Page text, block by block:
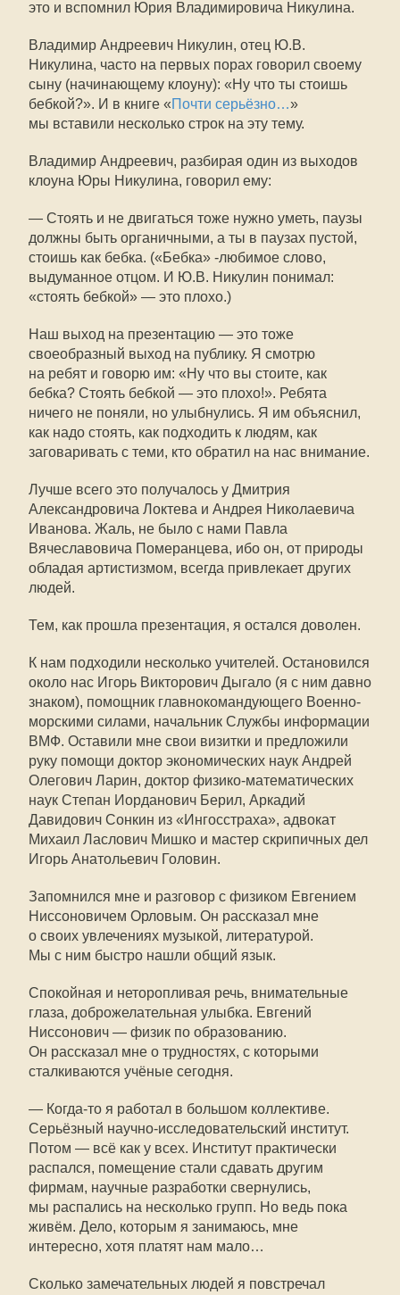
это и вспомнил Юрия Владимировича Никулина.
Владимир Андреевич Никулин, отец Ю.В.
Никулина, часто на первых порах говорил своему
сыну (начинающему клоуну): «Ну что ты стоишь
бебкой?». И в книге «Почти серьёзно…»
мы вставили несколько строк на эту тему.
Владимир Андреевич, разбирая один из выходов
клоуна Юры Никулина, говорил ему:
— Стоять и не двигаться тоже нужно уметь, паузы
должны быть органичными, а ты в паузах пустой,
стоишь как бебка. («Бебка» -любимое слово,
выдуманное отцом. И Ю.В. Никулин понимал:
«стоять бебкой» — это плохо.)
Наш выход на презентацию — это тоже
своеобразный выход на публику. Я смотрю
на ребят и говорю им: «Ну что вы стоите, как
бебка? Стоять бебкой — это плохо!». Ребята
ничего не поняли, но улыбнулись. Я им объяснил,
как надо стоять, как подходить к людям, как
заговаривать с теми, кто обратил на нас внимание.
Лучше всего это получалось у Дмитрия
Александровича Локтева и Андрея Николаевича
Иванова. Жаль, не было с нами Павла
Вячеславовича Померанцева, ибо он, от природы
обладая артистизмом, всегда привлекает других
людей.
Тем, как прошла презентация, я остался доволен.
К нам подходили несколько учителей. Остановился
около нас Игорь Викторович Дыгало (я с ним давно
знаком), помощник главнокомандующего Военно-
морскими силами, начальник Службы информации
ВМФ. Оставили мне свои визитки и предложили
руку помощи доктор экономических наук Андрей
Олегович Ларин, доктор физико-математических
наук Степан Иорданович Берил, Аркадий
Давидович Сонкин из «Ингосстраха», адвокат
Михаил Ласлович Мишко и мастер скрипичных дел
Игорь Анатольевич Головин.
Запомнился мне и разговор с физиком Евгением
Ниссоновичем Орловым. Он рассказал мне
о своих увлечениях музыкой, литературой.
Мы с ним быстро нашли общий язык.
Спокойная и неторопливая речь, внимательные
глаза, доброжелательная улыбка. Евгений
Ниссонович — физик по образованию.
Он рассказал мне о трудностях, с которыми
сталкиваются учёные сегодня.
— Когда-то я работал в большом коллективе.
Серьёзный научно-исследовательский институт.
Потом — всё как у всех. Институт практически
распался, помещение стали сдавать другим
фирмам, научные разработки свернулись,
мы распались на несколько групп. Но ведь пока
живём. Дело, которым я занимаюсь, мне
интересно, хотя платят нам мало…
Сколько замечательных людей я повстречал